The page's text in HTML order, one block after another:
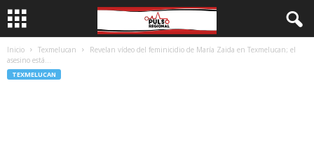
Inicio Texmelucan
Revelan vídeo del feminicidio de María Zaida en Texmelucan; el
asesino está...
TEXMELUCAN